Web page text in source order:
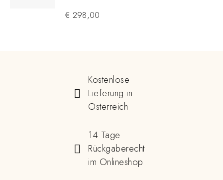
€ 298,00
Kostenlose
Lieferung in
Österreich
14 Tage
Rückgaberecht
im Onlineshop